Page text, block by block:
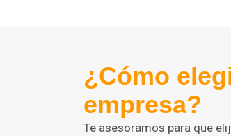
¿Cómo
empresa?
Te asesoramos para que